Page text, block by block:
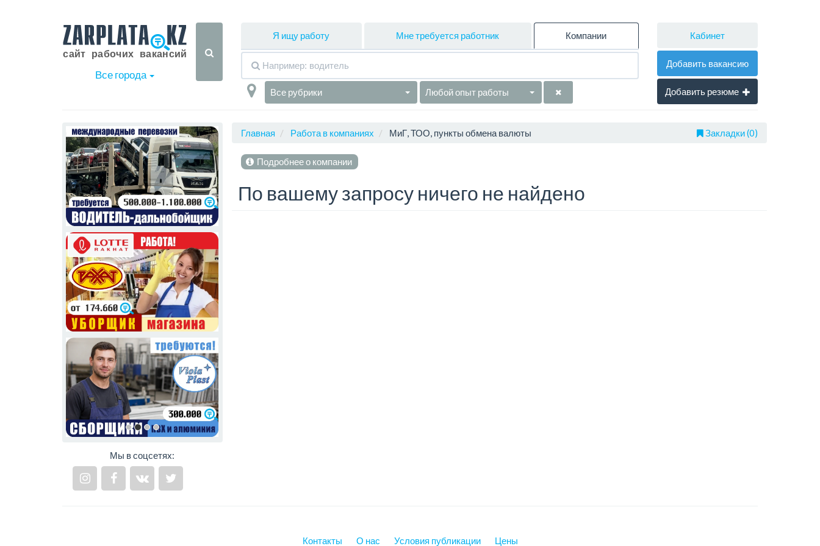
Все города
Я ищу работу Мне требуется работник Компании
Все рубрики Любой опыт работы
Кабинет
Добавить вакансию
Добавить резюме
Мы в соцсетях:
Главная Работа в компаниях МиГ, ТОО, пункты обмена валюты Закладки (0)
Подробнее о компании
По вашему запросу ничего не найдено
Контакты О нас Условия публикации Цены